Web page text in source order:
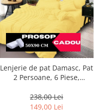
Lenjerie de pat Damasc, Pat
2 Persoane, 6 Piese,
238,00 Lei
149,00 Lei